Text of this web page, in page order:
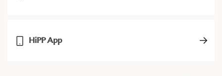
HiPP App